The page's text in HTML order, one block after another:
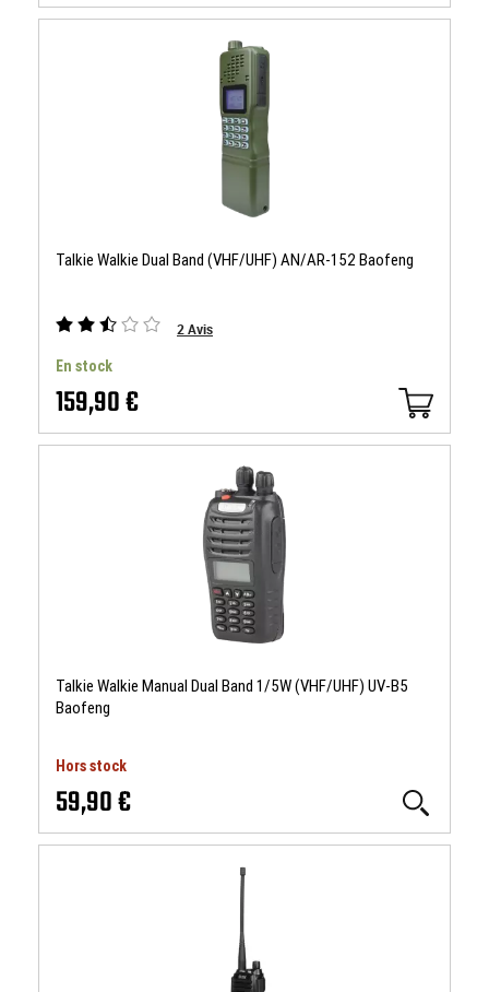
Talkie Walkie Dual Band (VHF/UHF) AN/AR-152 Baofeng
2Avis
En stock
159,90 €
Talkie Walkie Manual Dual Band 1/5W (VHF/UHF) UV-B5
Baofeng
Hors stock
59,90 €